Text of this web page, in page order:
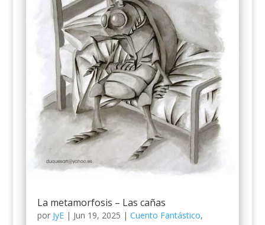
La metamorfosis – Las cañas
por JyE| Jun 19, 2025 | Cuento Fantástico,